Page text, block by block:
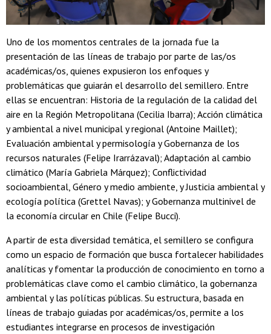
Uno de los momentos centrales de la jornada fue la
presentación de las líneas de trabajo por parte de las/os
académicas/os, quienes expusieron los enfoques y
problemáticas que guiarán el desarrollo del semillero. Entre
ellas se encuentran: Historia de la regulación de la calidad del
aire en la Región Metropolitana (Cecilia Ibarra); Acción climática
y ambiental a nivel municipal y regional (Antoine Maillet);
Evaluación ambiental y permisología y Gobernanza de los
recursos naturales (Felipe Irarrázaval); Adaptación al cambio
climático (María Gabriela Márquez); Conflictividad
socioambiental, Género y medio ambiente, y Justicia ambiental y
ecología política (Grettel Navas); y Gobernanza multinivel de
la economía circular en Chile (Felipe Bucci).
A partir de esta diversidad temática, el semillero se configura
como un espacio de formación que busca fortalecer habilidades
analíticas y fomentar la producción de conocimiento en torno a
problemáticas clave como el cambio climático, la gobernanza
ambiental y las políticas públicas. Su estructura, basada en
líneas de trabajo guiadas por académicas/os, permite a los
estudiantes integrarse en procesos de investigación